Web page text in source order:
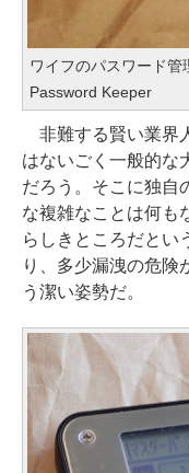
ワイフのパスワード
Password Keeper
非難する賢い業界
はないごく一般的な
だろう。そこに独自
な複雑なことは何も
らしきところだとい
り、多少漏洩の危険
う潔い姿勢だ。